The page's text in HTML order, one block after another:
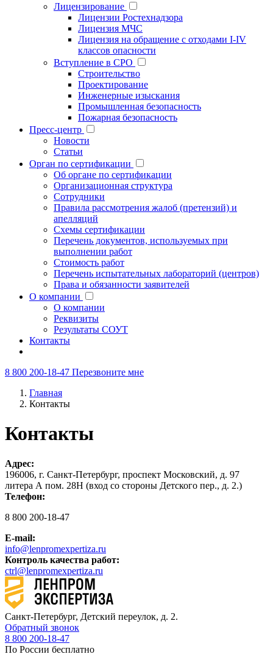
Лицензирование
Лицензии Ростехнадзора
Лицензия МЧС
Лицензия на обращение с отходами I-IV
классов опасности
Вступление в СРО
Строительство
Проектирование
Инженерные изыскания
Промышленная безопасность
Пожарная безопасность
Пресс-центр
Новости
Статьи
Орган по сертификации
Об органе по сертификации
Организационная структура
Сотрудники
Правила рассмотрения жалоб (претензий) и
апелляций
Схемы сертификации
Перечень документов, используемых при
выполнении работ
Стоимость работ
Перечень испытательных лабораторий (центров)
Права и обязанности заявителей
О компании
О компании
Реквизиты
Результаты СОУТ
Контакты
8 800 200-18-47 Перезвоните мне
Главная
Контакты
Контакты
Адрес:
196006, г. Санкт-Петербург, проспект Московский, д. 97
литера А пом. 28Н (вход со стороны Детского пер., д. 2.)
Телефон:
8 800 200-18-47
E-mail:
info@lenpromexpertiza.ru
Контроль качества работ:
ctrl@lenpromexpertiza.ru
Санкт-Петербург, Детский переулок, д. 2.
Обратный звонок
8 800 200-18-47
По России бесплатно